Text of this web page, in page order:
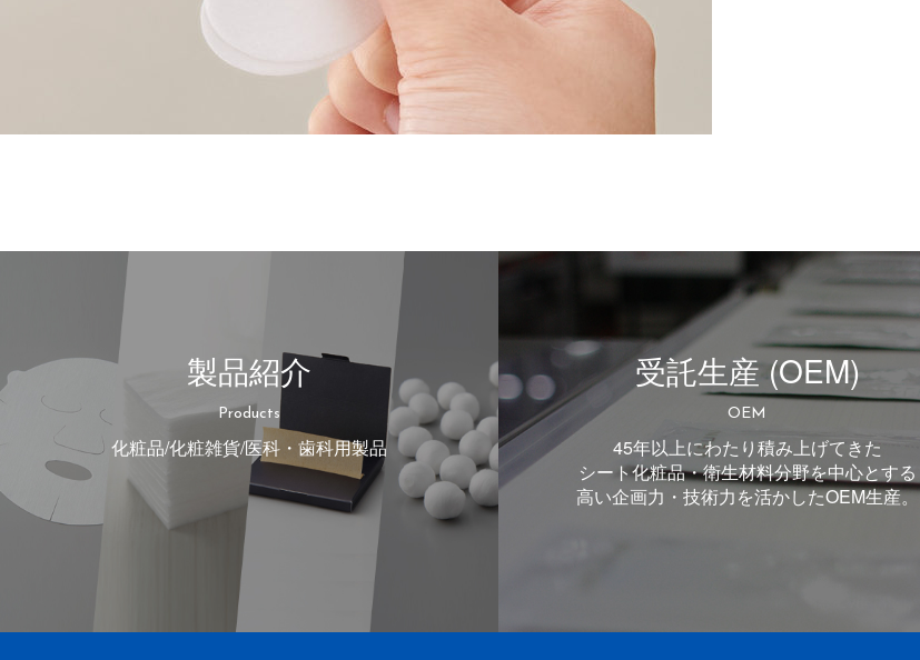
製品紹介
Products
化粧品/化粧雑貨/医科・歯科用製品
受託生産 (OEM)
OEM
45年以上にわたり積み上げてきた
シート化粧品・衛生材料分野を中心とする
高い企画力・技術力を活かしたOEM生産。